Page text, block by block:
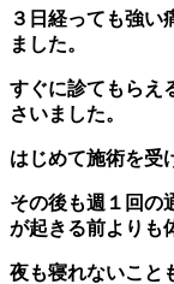
３日経っても強い
ました。
すぐに診てもらえ
さいました。
はじめて施術を受
その後も週１回の
が起きる前よりも
夜も寝れないこと